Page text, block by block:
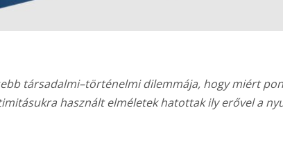
társadalmi–történelmi dilemmája, hogy miért
használt elméletek hatottak ily erővel a